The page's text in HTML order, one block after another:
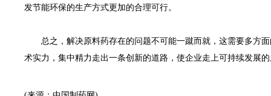
发节能环保的生产方式更加的合理可行。
总之，解决原料药存在的问题不可能一蹴而就，这需要多方面
术实力，集中精力走出一条创新的道路，使企业走上可持续发展